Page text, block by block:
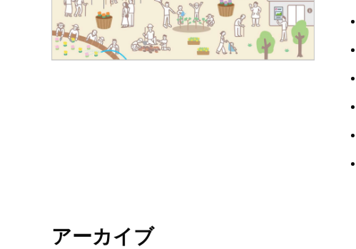
アーカイブ